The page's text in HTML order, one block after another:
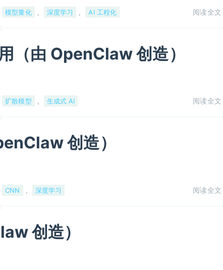
模型量化 , 深度学习 , AI 工程化 阅读全文
由 OpenClaw 创造）
扩散模型 , 生成式 AI 阅读全文
创造）
CNN , 深度学习 阅读全文
创造）